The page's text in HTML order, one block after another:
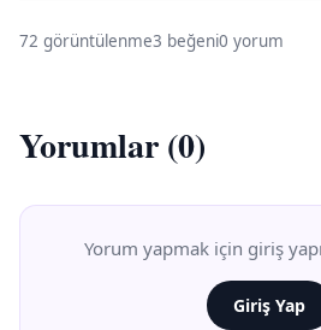
72 görüntülenme3 beğeni0 yorum
Yorumlar (0)
Yorum yapmak için giriş
Giriş Yap